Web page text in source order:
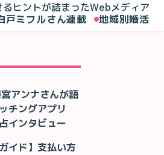
ヒントが詰まったWebメディア
戸ミフルさん連載 地域別婚活
結婚したい！ 「1-5話」｜マスター
宮アンナさんが語
チングアプリ
インタビュー
イド】支払い方